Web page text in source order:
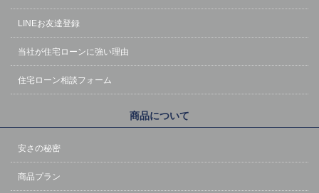
LINEお友達登録
当社が住宅ローンに強い理由
住宅ローン相談フォーム
商品について
安さの秘密
商品プラン